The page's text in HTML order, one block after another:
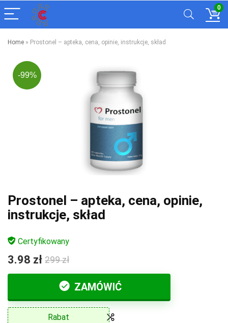
0
Home » Prostonel – apteka, cena, opinie, instrukcje, skład
-99%
Prostonel – apteka, cena, opinie,
instrukcje, skład
Certyfikowany
3.98 zł 299 zł
ZAMÓWIĆ
Rabat